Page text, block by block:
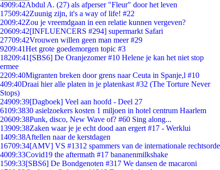
4909:42Abdul A. (27) als afperser "Fleur" door het leven
17509:42Zuunig zijn, it's a way of life! #22
2009:42Zou je vreemdgaan in een relatie kunnen vergeven?
20609:42[INFLUENCERS #294] supermarkt Safari
27709:42Vrouwen willen geen man meer #29
9209:41Het grote goedemorgen topic #3
18209:41 [SBS6] De Oranjezomer #10 Helene je kan het niet stop
ermee
2209:40Migranten breken door grens naar Ceuta in Spanje,l #10
409:40Draai hier alle platen in je platenkast #32 (The Torture Never
Stops)
24909:39[Dagboek] Veel aan hoofd - Deel 27
6109:3830 asielzoekers kosten 1 miljoen in hotel centrum Haarlem
20609:38Punk, disco, New Wave of? #60 Sing along...
13909:38Zaken waar je je echt dood aan ergert #17 - Werklui
1409:38Aftellen naar de kerstdagen
16709:34[AMV] VS #1312 spammers van de internationale rechtsorde
4009:33Covid19 the aftermath #17 bananenmilkshake
1509:33[SBS6] De Bondgenoten #317 We dansen de macaroni